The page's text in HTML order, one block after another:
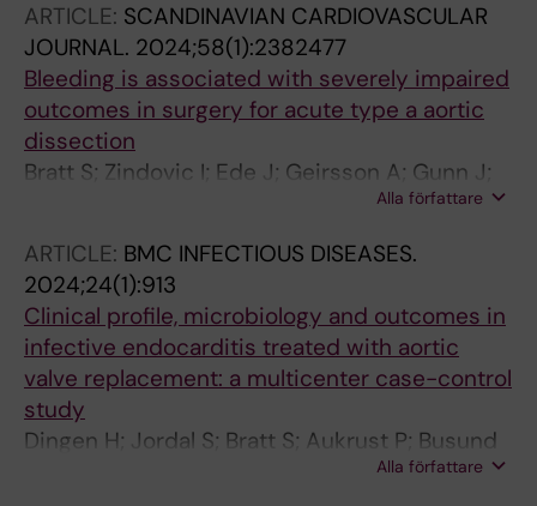
ARTICLE: SCANDINAVIAN CARDIOVASCULAR
JOURNAL. 2024;58(1):2382477
Bleeding is associated with severely impaired
outcomes in surgery for acute type a aortic
dissection
Bratt S; Zindovic I; Ede J; Geirsson A; Gunn J;
Hansson EC; Jeppsson A; Mennander A;
Gudbjartsson T; Dalen M
Alla författare
ARTICLE: BMC INFECTIOUS DISEASES.
2024;24(1):913
Clinical profile, microbiology and outcomes in
infective endocarditis treated with aortic
valve replacement: a multicenter case-control
study
Dingen H; Jordal S; Bratt S; Aukrust P; Busund
R; Jakobsen O; Dalen M; Ueland T; Svenarud P;
Alla författare